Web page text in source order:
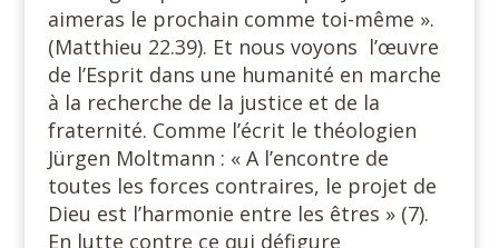
aimeras le prochain comme toi-même ».
(Matthieu 22.39). Et nous voyons l’œuvre
de l’Esprit dans une humanité en marche
à la recherche de la justice et de la
fraternité. Comme l’écrit le théologien
Jürgen Moltmann : « A l’encontre de
toutes les forces contraires, le projet de
Dieu est l’harmonie entre les êtres » (7).
En lutte contre ce qui défigure